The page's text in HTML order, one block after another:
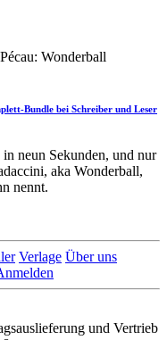
Wonderball
Bundle bei Schreiber und Leser
neun Sekunden, und nur
aka Wonderball,
nennt.
Verlage Über uns
und Vertrieb